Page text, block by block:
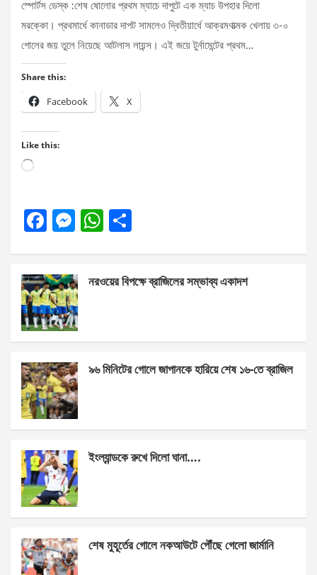
স্পোর্টস ডেস্ক :শেষ ষোলোর প্রথম ম্যাচে দাপুটে এক ম্যাচ উপহার দিলো
মরক্কো। প্রথমার্ধে কানাডার দাপট সামলেও দ্বিতীয়ার্ধে আক্রমণাত্মক খেলায় ৩-০
গোলের জয় তুলে নিয়েছে আটলাস লায়ন্স। এই জয়ে টুর্নামেন্টের প্রথম…
Share this:
Facebook X
Like this:
Loading…
F
b
o
o
k
M
n
g
er
W
s
p
e
নরওয়ের বিপক্ষে ব্রাজিলের সম্ভাব্য একাদশ
৯৬ মিনিটের গোলে জাপানকে হারিয়ে শেষ ১৬-তে ব্রাজিল
ইংল্যান্ডকে রুখে দিলো ঘানা….
শেষ মুহূর্তের গোলে নকআউটে পৌঁছে গেলো জার্মানি